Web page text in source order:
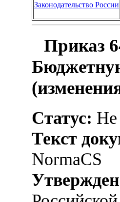
Законодательство России
Приказ
Статус: Не
Текст
NormaCS